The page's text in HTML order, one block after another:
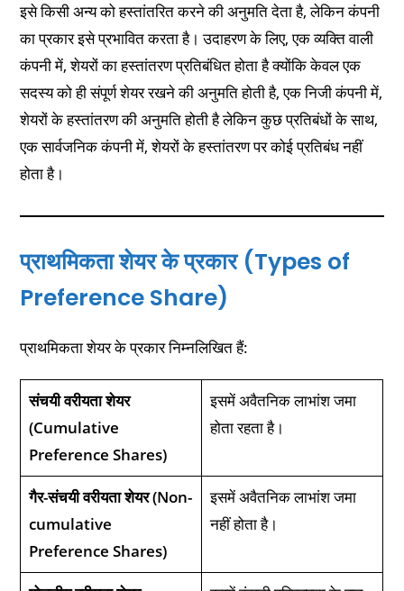
इसे किसी अन्य को हस्तांतरित करने की अनुमति देता है, लेकिन कंपनी
का प्रकार इसे प्रभावित करता है। उदाहरण के लिए, एक व्यक्ति वाली
कंपनी में, शेयरों का हस्तांतरण प्रतिबंधित होता है क्योंकि केवल एक
सदस्य को ही संपूर्ण शेयर रखने की अनुमति होती है, एक निजी कंपनी में,
शेयरों के हस्तांतरण की अनुमति होती है लेकिन कुछ प्रतिबंधों के साथ,
एक सार्वजनिक कंपनी में, शेयरों के हस्तांतरण पर कोई प्रतिबंध नहीं
होता है।
प्राथमिकता शेयर के प्रकार (Types of
Preference Share)
प्राथमिकता शेयर के प्रकार निम्नलिखित हैं:
संचयी वरीयता शेयर
(Cumulative
Preference Shares)
इसमें अवैतनिक लाभांश जमा
होता रहता है।
गैर-संचयी वरीयता शेयर (Non-
cumulative
Preference Shares)
इसमें अवैतनिक लाभांश जमा
नहीं होता है।